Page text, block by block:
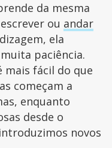
da mesma
ou andar
ela
paciência.
mais fácil do que
começam a
enquanto
desde o
novos